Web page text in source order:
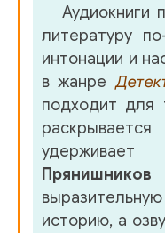
34
35
36
37
38
39
40
Аудиокниги
литературу
интонации и
в жанре
подходит для
историю, а